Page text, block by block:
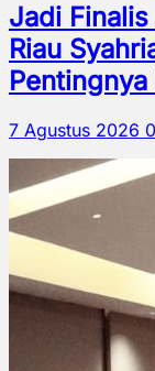
Jadi
Riau
7 Agustus 2026